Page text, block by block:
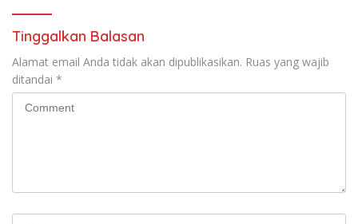
Tinggalkan Balasan
Alamat email Anda tidak akan dipublikasikan. Ruas yang wajib
ditandai *